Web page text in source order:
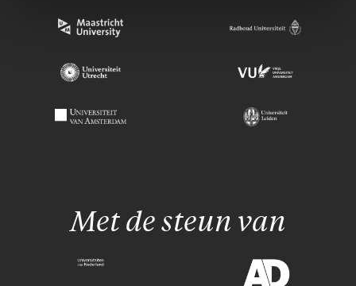
Met de steun van